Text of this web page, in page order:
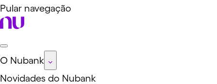
Pular navegação
O Nubank
Novidades do Nubank